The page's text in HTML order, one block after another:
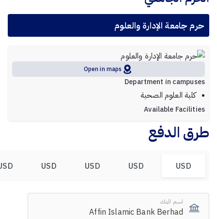
حرم جامعة الإدارة والعلوم
Open in maps
Department in campuses
كلية العلوم الصحية
Available Facilities
طرق الدفع
USD
USD
USD
USD
اسم البنك
Affin Islamic Bank Berhad